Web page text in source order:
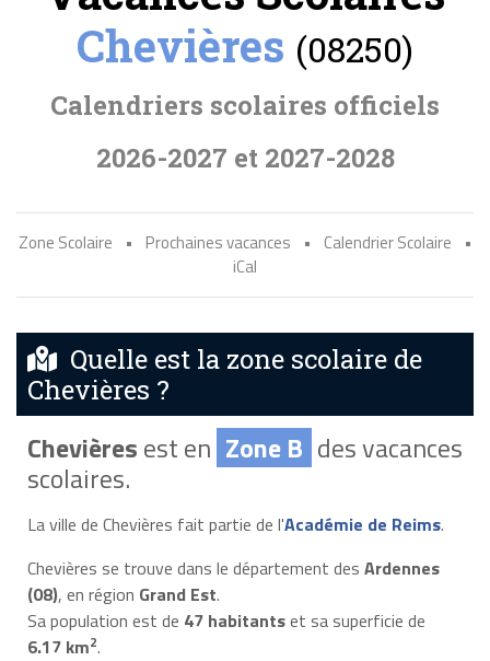
Chevières (08250)
Calendriers scolaires officiels
2026-2027 et 2027-2028
Zone Scolaire • Prochaines vacances • Calendrier Scolaire
•
iCal
Quelle est la zone scolaire de
Chevières ?
Chevièresest en Zone B des vacances
scolaires.
La ville de Chevières fait partie de l'Académie de Reims.
Chevières se trouve dans le département des Ardennes
(08), en région Grand Est.
Sa population est de 47 habitantset sa superficie de
6.17 km2.